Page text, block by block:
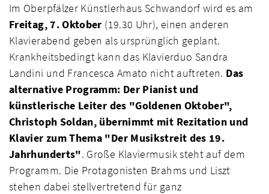
Im Oberpfälzer Künstlerhaus Schwandorf wird es am
Freitag, 7. Oktober (19.30 Uhr), einen anderen
Klavierabend geben als ursprünglich geplant.
Krankheitsbedingt kann das Klavierduo Sandra
Landini und Francesca Amato nicht auftreten. Das
alternative Programm: Der Pianist und
künstlerische Leiter des "Goldenen Oktober",
Christoph Soldan, übernimmt mit Rezitation und
Klavier zum Thema "Der Musikstreit des 19.
Jahrhunderts". Große Klaviermusik steht auf dem
Programm. Die Protagonisten Brahms und Liszt
stehen dabei stellvertretend für ganz